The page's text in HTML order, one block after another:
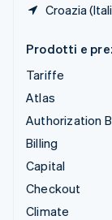
Croazia
Prodotti e
Tariffe
Atlas
Authorization
Billing
Capital
Checkout
Climate